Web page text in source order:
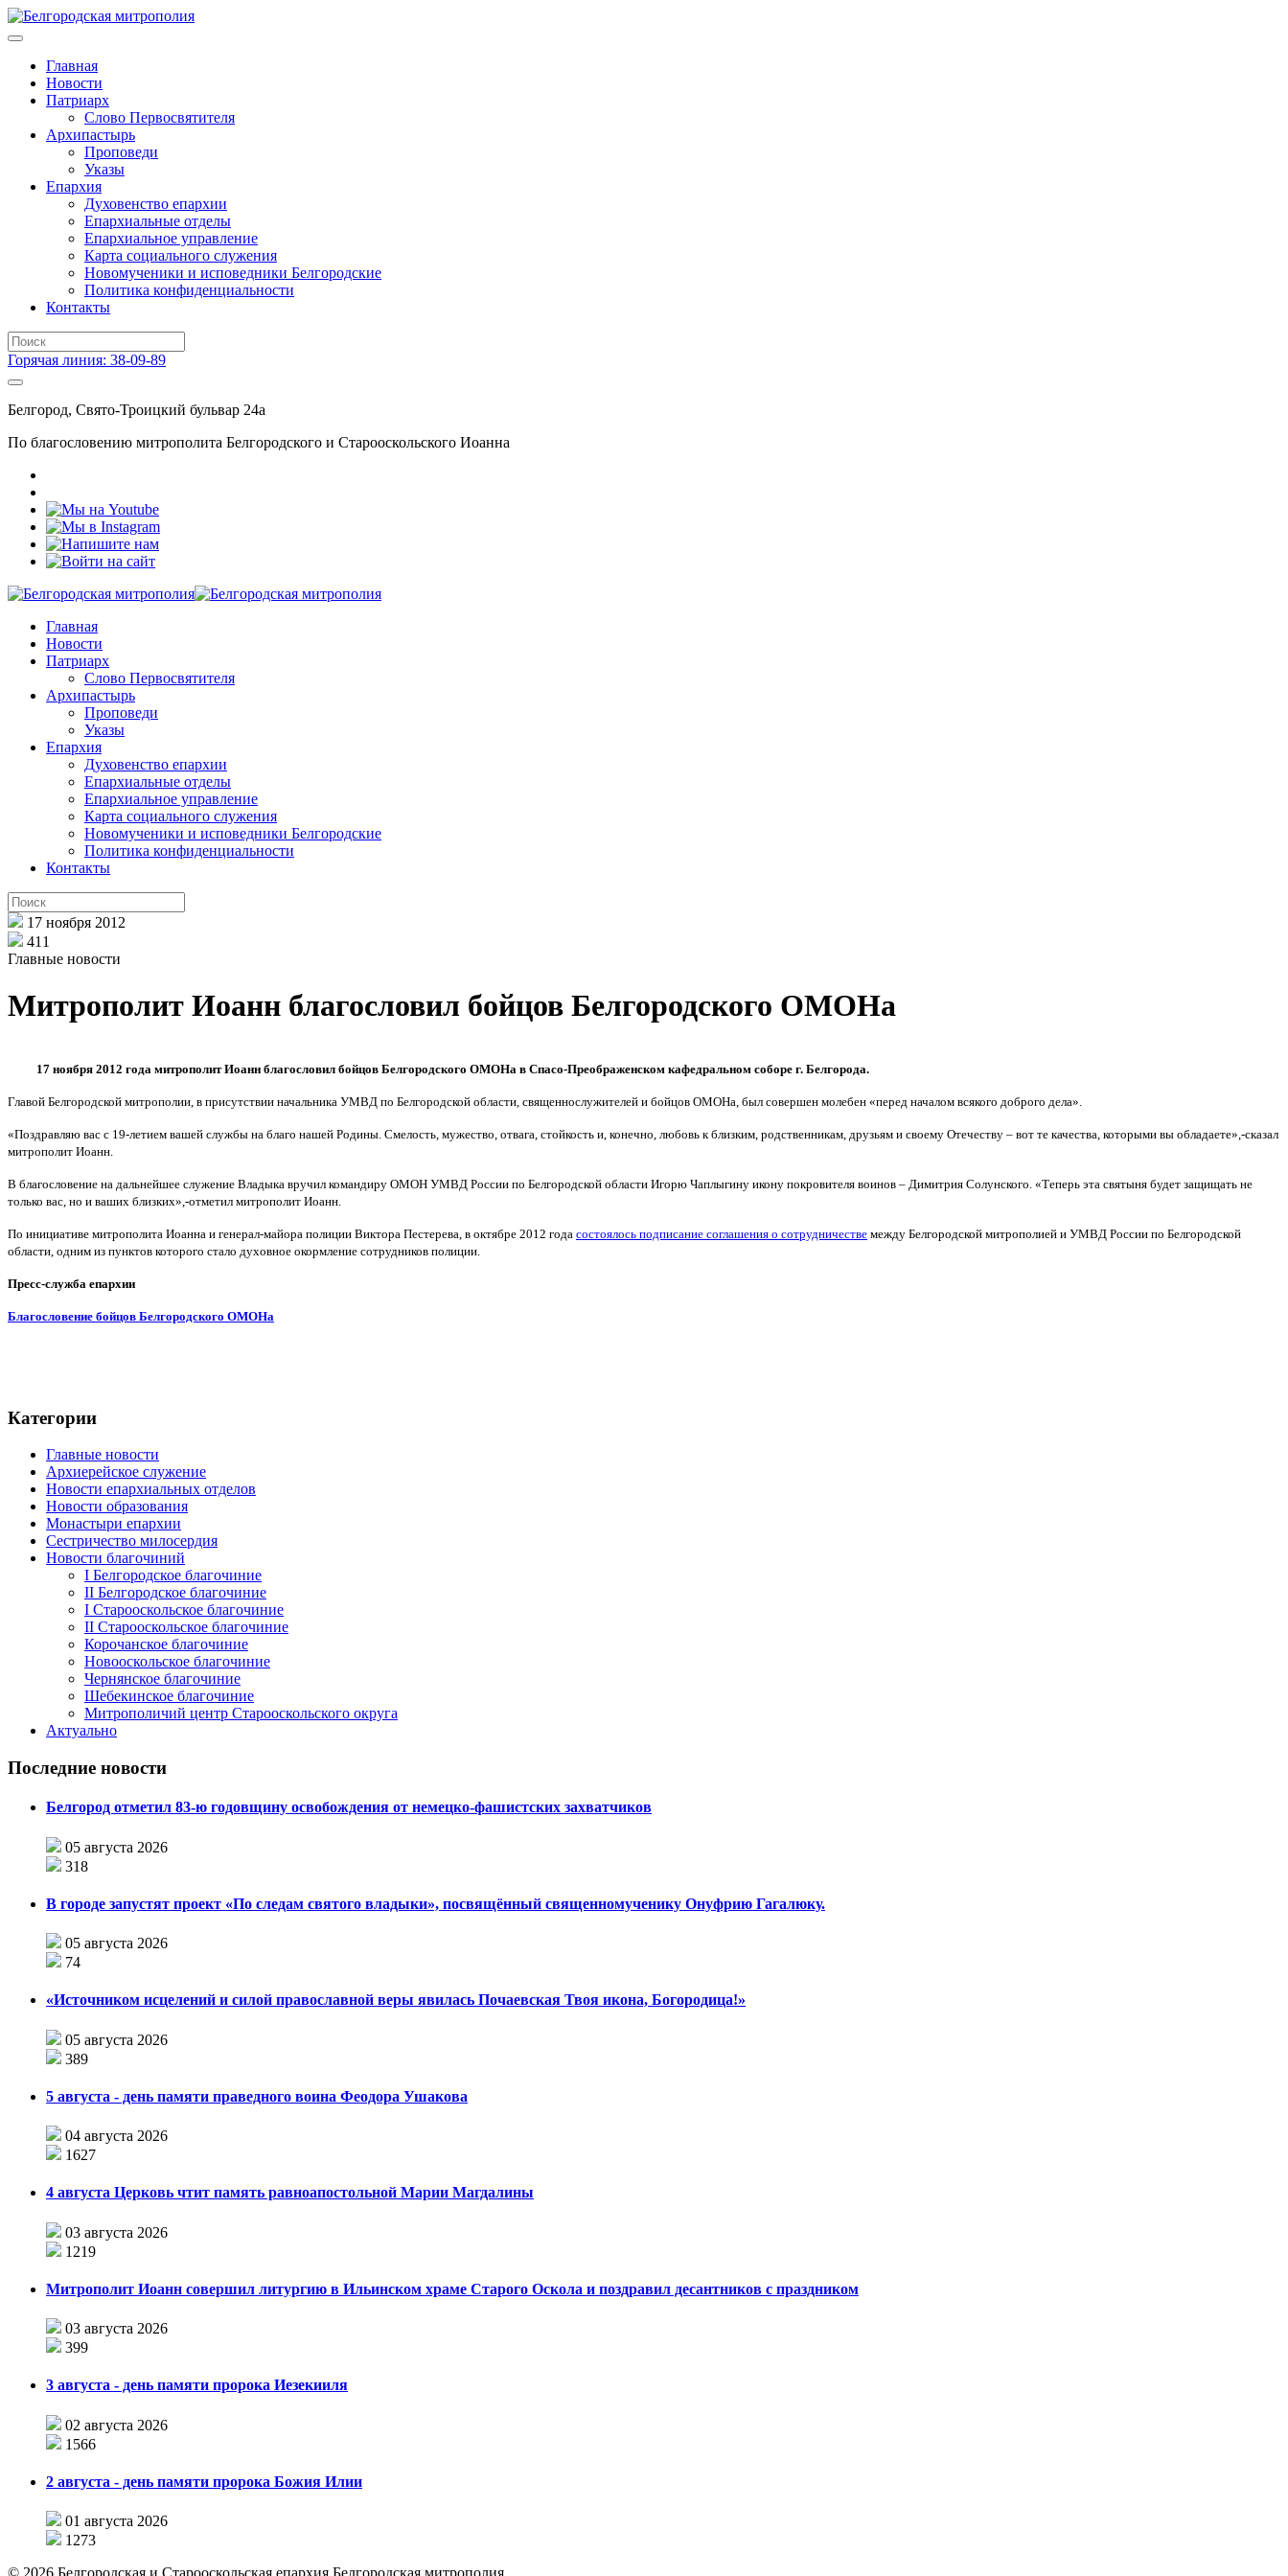
Главная
Новости
Патриарх
Слово Первосвятителя
Архипастырь
Проповеди
Указы
Епархия
Духовенство епархии
Епархиальные отделы
Епархиальное управление
Карта социального служения
Новомученики и исповедники Белгородские
Политика конфиденциальности
Контакты
Горячая линия: 38-09-89
Белгород, Свято-Троицкий бульвар 24а
По благословению митрополита Белгородского и Старооскольского Иоанна
Главная
Новости
Патриарх
Слово Первосвятителя
Архипастырь
Проповеди
Указы
Епархия
Духовенство епархии
Епархиальные отделы
Епархиальное управление
Карта социального служения
Новомученики и исповедники Белгородские
Политика конфиденциальности
Контакты
17 ноября 2012
411
Главные новости
Митрополит Иоанн благословил бойцов Белгородского ОМОНа
17 ноября 2012 года митрополит Иоанн благословил бойцов Белгородского ОМОНа в Спасо-Преображенском кафедральном соборе г. Белгорода.
Главой Белгородской митрополии, в присутствии начальника УМВД по Белгородской области, священнослужителей и бойцов ОМОНа, был совершен молебен «перед началом всякого доброго дела».
«Поздравляю вас с 19-летием вашей службы на благо нашей Родины. Смелость, мужество, отвага, стойкость и, конечно, любовь к близким, родственникам, друзьям и своему Отечеству – вот те качества, которыми вы обладаете»,-сказал
митрополит Иоанн.
В благословение на дальнейшее служение Владыка вручил командиру ОМОН УМВД России по Белгородской области Игорю Чаплыгину икону покровителя воинов – Димитрия Солунского. «Теперь эта святыня будет защищать не
только вас, но и ваших близких»,-отметил митрополит Иоанн.
По инициативе митрополита Иоанна и генерал-майора полиции Виктора Пестерева, в октябре 2012 года состоялось подписание соглашения о сотрудничестве между Белгородской митрополией и УМВД России по Белгородской
области, одним из пунктов которого стало духовное окормление сотрудников полиции.
Пресс-служба епархии
Благословение бойцов Белгородского ОМОНа
Категории
Главные новости
Архиерейское служение
Новости епархиальных отделов
Новости образования
Монастыри епархии
Сестричество милосердия
Новости благочиний
I Белгородское благочиние
II Белгородское благочиние
I Старооскольское благочиние
II Старооскольское благочиние
Корочанское благочиние
Новооскольское благочиние
Чернянское благочиние
Шебекинское благочиние
Митрополичий центр Старооскольского округа
Актуально
Последние новости
Белгород отметил 83-ю годовщину освобождения от немецко-фашистских захватчиков
05 августа 2026
318
В городе запустят проект «По следам святого владыки», посвящённый священномученику Онуфрию Гагалюку.
05 августа 2026
74
«Источником исцелений и силой православной веры явилась Почаевская Твоя икона, Богородица!»
05 августа 2026
389
5 августа - день памяти праведного воина Феодора Ушакова
04 августа 2026
1627
4 августа Церковь чтит память равноапостольной Марии Магдалины
03 августа 2026
1219
Митрополит Иоанн совершил литургию в Ильинском храме Старого Оскола и поздравил десантников с праздником
03 августа 2026
399
3 августа - день памяти пророка Иезекииля
02 августа 2026
1566
2 августа - день памяти пророка Божия Илии
01 августа 2026
1273